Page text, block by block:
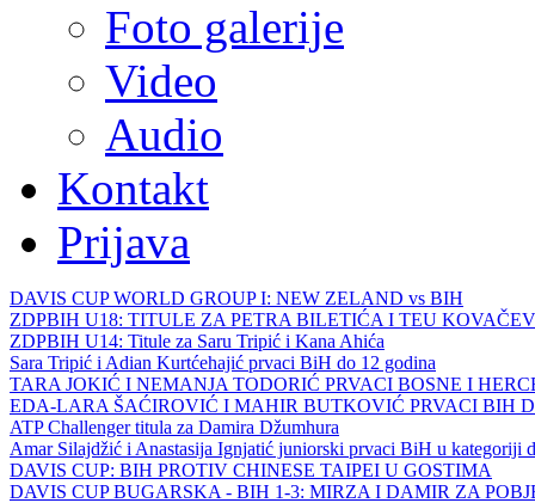
Foto galerije
Video
Audio
Kontakt
Prijava
DAVIS CUP WORLD GROUP I: NEW ZELAND vs BIH
ZDPBIH U18: TITULE ZA PETRA BILETIĆA I TEU
ZDPBIH U14: Titule za Saru Tripić i Kana Ahića
Sara Tripić i Adian Kurtćehajić prvaci BiH do 12 godina
TARA JOKIĆ I NEMANJA TODORIĆ PRVACI BOSNE I
EDA-LARA ŠAĆIROVIĆ I MAHIR BUTKOVIĆ PRVACI BIH
ATP Challenger titula za Damira Džumhura
Amar Silajdžić i Anastasija Ignjatić juniorski prvaci BiH u kategoriji
DAVIS CUP: BIH PROTIV CHINESE TAIPEI U GOSTIMA
DAVIS CUP BUGARSKA - BIH 1-3: MIRZA I DAMIR ZA